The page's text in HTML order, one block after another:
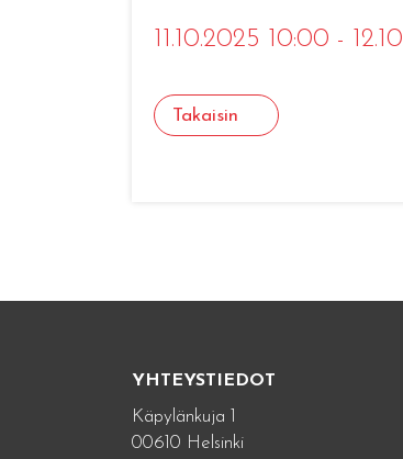
11.10.2025 10:00 -
Takaisin
YHTEYSTIEDOT
Käpylänkuja 1
00610 Helsinki